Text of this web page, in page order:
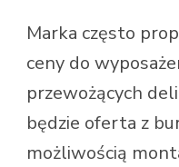
Marka często
ceny do
przewożących
będzie oferta z
możliwością